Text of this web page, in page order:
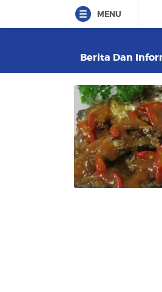
MENU
Berita Dan